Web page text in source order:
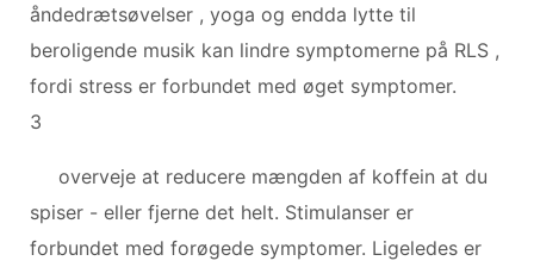
åndedrætsøvelser , yoga og endda lytte til
beroligende musik kan lindre symptomerne på RLS ,
fordi stress er forbundet med øget symptomer.
3
overveje at reducere mængden af ​​koffein at du
spiser - eller fjerne det helt. Stimulanser er
forbundet med forøgede symptomer. Ligeledes er